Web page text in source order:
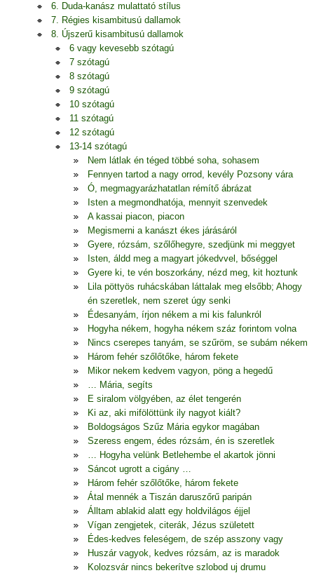
6. Duda-kanász mulattató stílus
7. Régies kisambitusú dallamok
8. Újszerű kisambitusú dallamok
6 vagy kevesebb szótagú
7 szótagú
8 szótagú
9 szótagú
10 szótagú
11 szótagú
12 szótagú
13-14 szótagú
Nem látlak én téged többé soha, sohasem
Fennyen tartod a nagy orrod, kevély Pozsony vára
Ó, megmagyarázhatatlan rémítő ábrázat
Isten a megmondhatója, mennyit szenvedek
A kassai piacon, piacon
Megismerni a kanászt ékes járásáról
Gyere, rózsám, szőlőhegyre, szedjünk mi meggyet
Isten, áldd meg a magyart jókedvvel, bőséggel
Gyere ki, te vén boszorkány, nézd meg, kit hoztunk
Lila pöttyös ruhácskában láttalak meg elsőbb; Ahogy
én szeretlek, nem szeret úgy senki
Édesanyám, írjon nékem a mi kis falunkról
Hogyha nékem, hogyha nékem száz forintom volna
Nincs cserepes tanyám, se szűröm, se subám nékem
Három fehér szőlőtőke, három fekete
Mikor nekem kedvem vagyon, pöng a hegedű
… Mária, segíts
E siralom völgyében, az élet tengerén
Ki az, aki mifölöttünk ily nagyot kiált?
Boldogságos Szűz Mária egykor magában
Szeress engem, édes rózsám, én is szeretlek
… Hogyha velünk Betlehembe el akartok jönni
Sáncot ugrott a cigány …
Három fehér szőlőtőke, három fekete
Átal mennék a Tiszán daruszőrű paripán
Álltam ablakid alatt egy holdvilágos éjjel
Vígan zengjetek, citerák, Jézus született
Édes-kedves feleségem, de szép asszony vagy
Huszár vagyok, kedves rózsám, az is maradok
Kolozsvár nincs bekerítve szlobod uj drumu